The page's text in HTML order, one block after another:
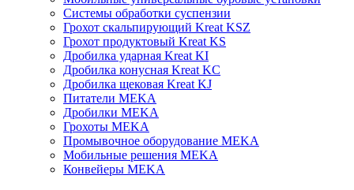
Системы обработки суспензии
Грохот скальпирующий Kreat KSZ
Грохот продуктовый Kreat KS
Дробилка ударная Kreat KI
Дробилка конусная Kreat KC
Дробилка щековая Kreat KJ
Питатели MEKA
Дробилки MEKA
Грохоты MEKA
Промывочное оборудование MEKA
Мобильные решения MEKA
Конвейеры MEKA